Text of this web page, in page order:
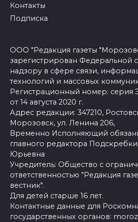
Контакты
Подписка
ООО "Редакция газеты
зарегистрирован Федеральной
надзору в сфере связи,
технологий и массовых
Регистрационный номер:
от 14 августа 2020 г.
Адрес редакции: 347210,
Морозовск, ул. Ленина 206,
Временно Исполняющий
главного редактора
Юрьевна
Учредитель: Общество с
ответственностью "Редакция
вестник".
Для детей старше 16 лет.
Контактные данные для
государственных органов: